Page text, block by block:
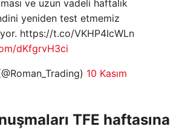
ve uzun vadeli haftalık
yeniden test etmemiz
https://t.co/VKHP4IcWLn
dKfgrvH3ci
10 Kasım
TFE haftasına